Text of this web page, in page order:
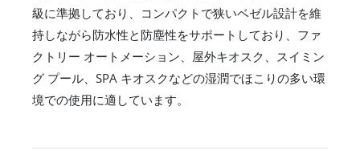
級に準拠しており、コンパクトで狭いベゼル設計を維
持しながら防水性と防塵性をサポートしており、ファ
クトリー オートメーション、屋外キオスク、スイミン
グ プール、SPA キオスクなどの湿潤でほこりの多い環
境での使用に適しています。